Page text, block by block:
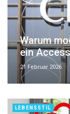
Warum
ein
21 Februar 2026
LEBENSSTIL